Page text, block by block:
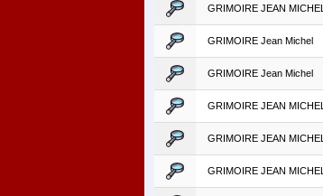
GRIMOIRE JEAN MICHEL
GRIMOIRE Jean Michel
GRIMOIRE Jean Michel
GRIMOIRE JEAN MICHEL
GRIMOIRE JEAN MICHEL
GRIMOIRE JEAN MICHEL